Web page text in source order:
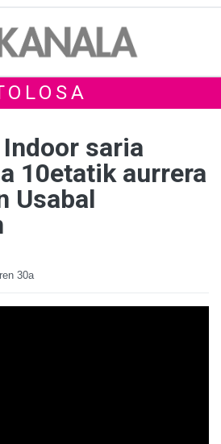
saria
10etatik aurrera
Usabal
30a